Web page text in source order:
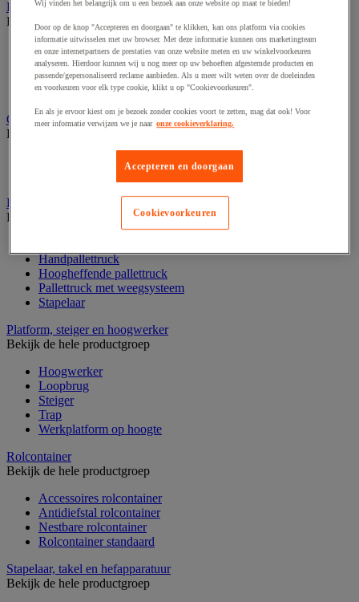
Laboratoriummeubilair
Bekijk de hele productgroep
Accessoires voor laboratoria
Laboratoriumkast
Laboratoriumladekast
Laboratoriumtafel
Opstapkruk, trap en ladder
Bekijk de hele productgroep
Trapladder en opstapkruk
Palletwagen
Bekijk de hele productgroep
Handpallettruck
Hoogheffende pallettruck
Pallettruck met weegsysteem
Stapelaar
Platform, steiger en hoogwerker
Bekijk de hele productgroep
Hoogwerker
Loopbrug
Steiger
Trap
Werkplatform op hoogte
Rolcontainer
Bekijk de hele productgroep
Accessoires rolcontainer
Antidiefstal rolcontainer
Nestbare rolcontainer
Rolcontainer standaard
Stapelaar, takel en hefapparatuur
Bekijk de hele productgroep
Wij vinden het belangrijk om u een bezoek aan onze website op maat te bieden!
Door op de knop "Accepteren en doorgaan" te klikken, kan ons platform via cookies
informatie uitwisselen met uw browser. Met deze informatie kunnen ons marketingteam
en onze internetpartners de prestaties van onze website meten en uw winkelvoorkeuren
analyseren. Hierdoor kunnen wij u nog meer op uw behoeften afgestemde producten en
passende/gepersonaliseerd reclame aanbieden. Als u meer wilt weten over de doeleinden
en voorkeuren voor elk type cookie, klikt u op "Cookievoorkeuren".
En als je ervoor kiest om je bezoek zonder cookies voort te zetten, mag dat ook! Voor
meer informatie verwijzen we je naar onze cookieverklaring.
Accepteren en doorgaan
Cookievoorkeuren